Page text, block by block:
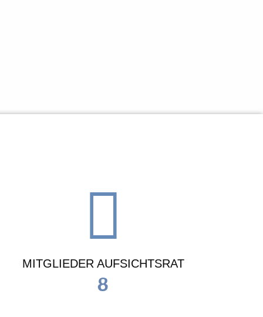
MITGLIEDER AUFSICHTSRAT
8